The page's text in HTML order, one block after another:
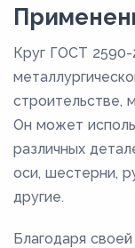
Круг ГОСТ 2590-
строительстве,
Он может
различных
оси, шестерни,
другие.
Благодаря